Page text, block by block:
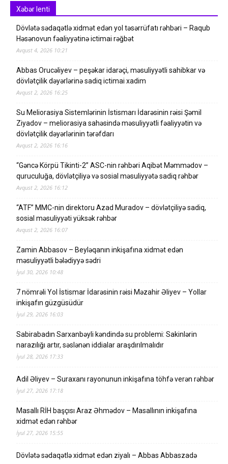
Xəbər lenti
Dövlətə sədaqətlə xidmət edən yol təsərrüfatı rəhbəri – Raqub
Həsənovun fəaliyyətinə ictimai rəğbət
Avqust 4, 2026 10:21
Abbas Orucəliyev – peşəkar idarəçi, məsuliyyətli sahibkar və
dövlətçilik dəyərlərinə sadiq ictimai xadim
Avqust 2, 2026 16:25
Su Meliorasiya Sistemlərinin İstismarı İdarəsinin rəisi Şəmil
Ziyadov – meliorasiya sahəsində məsuliyyətli fəaliyyətin və
dövlətçilik dəyərlərinin tərəfdarı
Avqust 2, 2026 16:16
“Gəncə Körpü Tikinti-2” ASC-nin rəhbəri Aqibət Məmmədov –
quruculuğa, dövlətçiliyə və sosial məsuliyyətə sadiq rəhbər
Avqust 2, 2026 16:12
“ATF” MMC-nin direktoru Azad Muradov – dövlətçiliyə sadiq,
sosial məsuliyyəti yüksək rəhbər
Avqust 2, 2026 16:07
Zamin Abbasov – Beyləqanın inkişafına xidmət edən
məsuliyyətli bələdiyyə sədri
İyul 30, 2026 10:48
7 nömrəli Yol İstismar İdarəsinin rəisi Məzahir Əliyev – Yollar
inkişafın güzgüsüdür
İyul 29, 2026 16:03
Sabirabadın Sarxanbəyli kəndində su problemi: Sakinlərin
narazılığı artır, səslənən iddialar araşdırılmalıdır
İyul 28, 2026 17:33
Adil Əliyev – Suraxanı rayonunun inkişafına töhfə verən rəhbər
İyul 27, 2026 17:18
Masallı RİH başçısı Araz Əhmədov – Masallının inkişafına
xidmət edən rəhbər
İyul 27, 2026 15:55
Dövlətə sədaqətlə xidmət edən ziyalı – Abbas Abbaszadə